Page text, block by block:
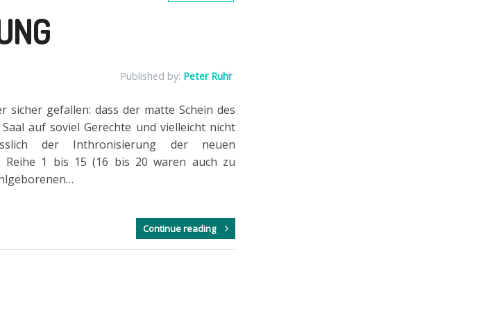
Published by: Peter Ruhr
sicher gefallen: dass der matte Schein des
auf soviel Gerechte und vielleicht nicht
der Inthronisierung der neuen
1 bis 15 (16 bis 20 waren auch zu
Continue reading